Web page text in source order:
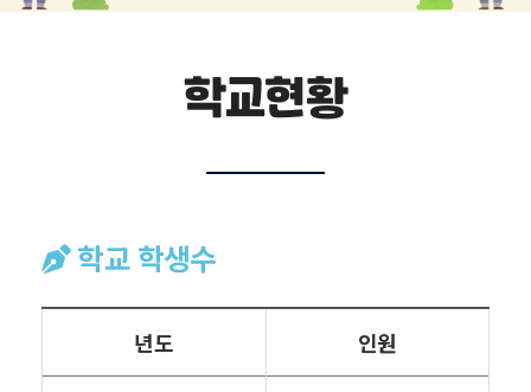
학교현황
학교 학생수
년도 인원